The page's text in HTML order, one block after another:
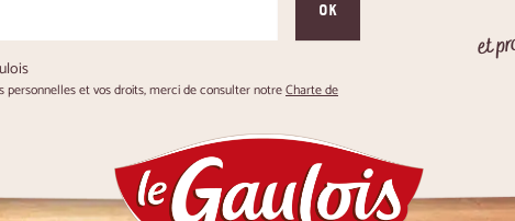
OK
et vos droits, merci de consulter notreCharte de
et